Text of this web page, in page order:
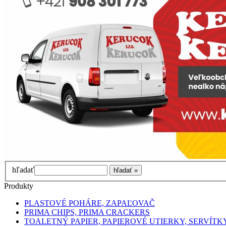
hľadať
Produkty
PLASTOVÉ POHÁRE, ZAPAĽOVAČ
PRIMA CHIPS, PRIMA CRACKERS
TOALETNÝ PAPIER, PAPIEROVÉ UTIERKY,